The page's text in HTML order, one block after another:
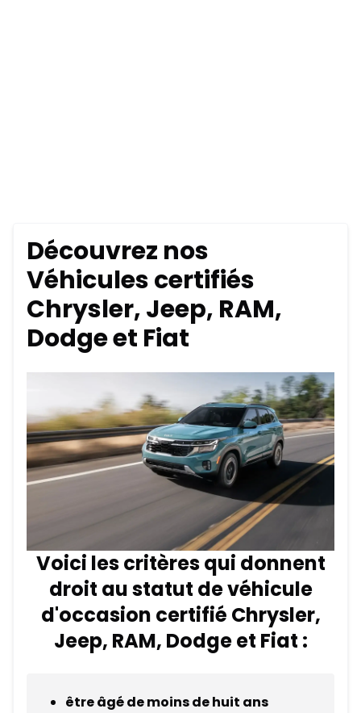
Découvrez nos
Véhicules certifiés
Chrysler, Jeep, RAM,
Dodge et Fiat
Voici les critères qui donnent
droit au statut de véhicule
d'occasion certifié Chrysler,
Jeep, RAM, Dodge et Fiat :
être âgé de moins de huit ans